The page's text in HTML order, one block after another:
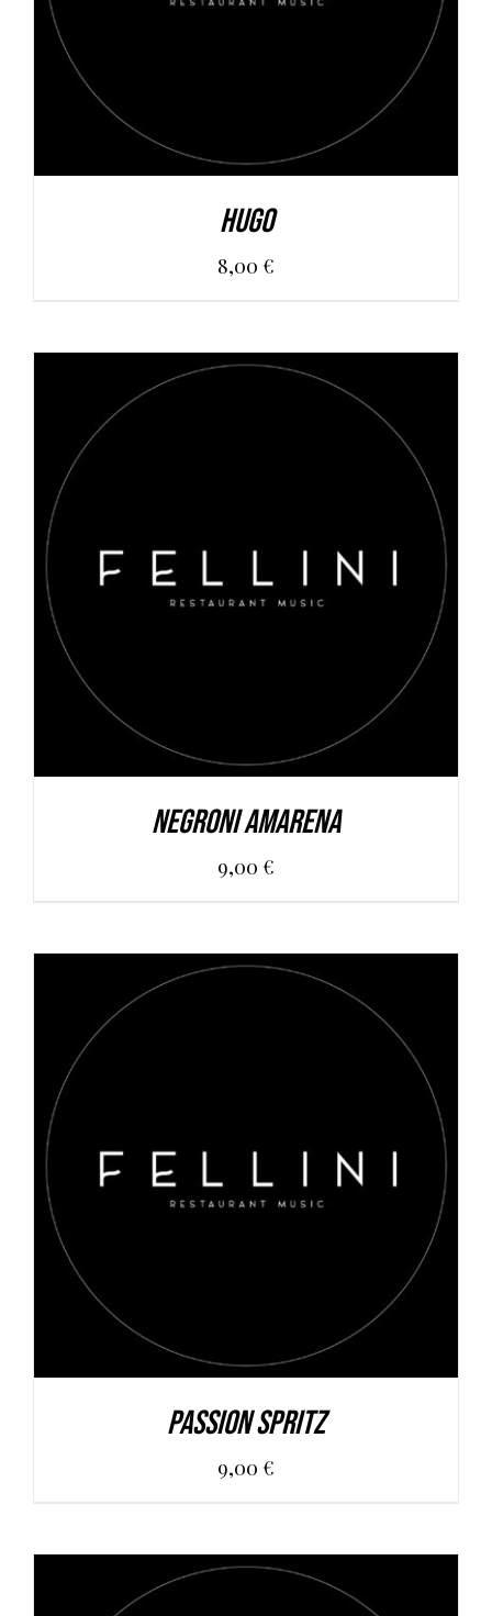
Hugo
8,00 €
AGGIUNGI AL CARRELLO DETAILS
Negroni Amarena
9,00 €
AGGIUNGI AL CARRELLO DETAILS
Passion Spritz
9,00 €